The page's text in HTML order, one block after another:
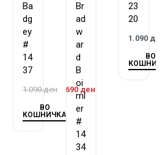
Ba
dg
ey
#
14
37
1.090ден 690 ден
ВО
КОШНИЧКА
Br
ad
w
ar
d
B
oi
ml
er
#
14
34
23
20
1.090 ден
ВО